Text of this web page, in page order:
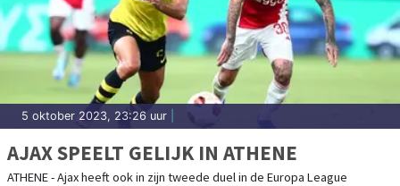
5 oktober 2023, 23:26 uur
AJAX SPEELT GELIJK IN ATHENE
ATHENE - Ajax heeft ook in zijn tweede duel in de Europa League